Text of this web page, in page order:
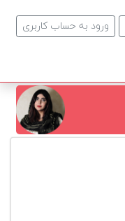
ورود به حساب کاربری